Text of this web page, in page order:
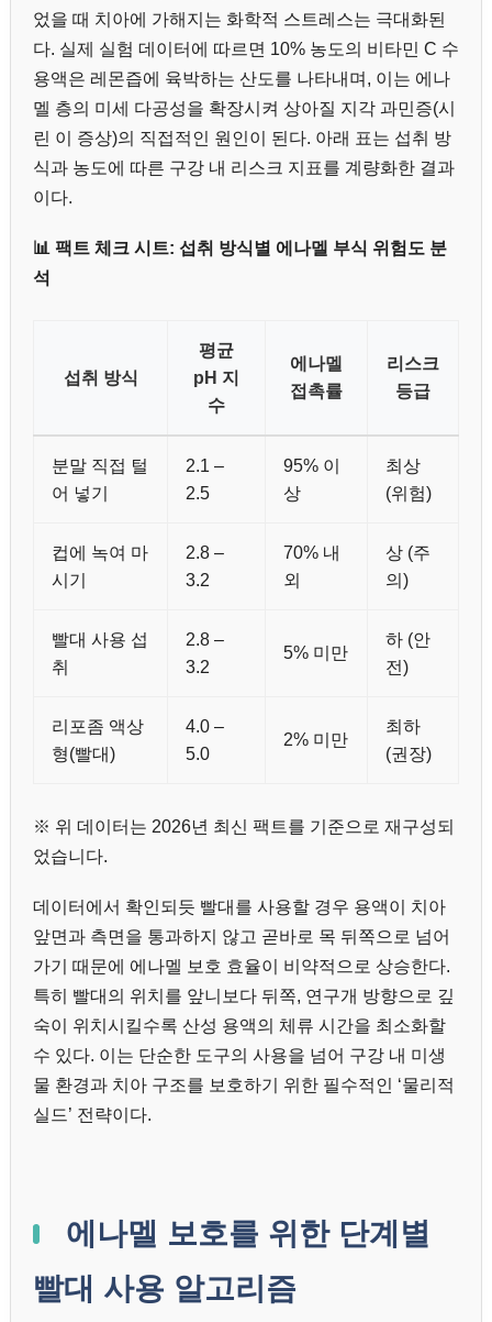
었을 때 치아에 가해지는 화학적 스트레스는 극대화된
다. 실제 실험 데이터에 따르면 10% 농도의 비타민 C 수
용액은 레몬즙에 육박하는 산도를 나타내며, 이는 에나
멜 층의 미세 다공성을 확장시켜 상아질 지각 과민증(시
린 이 증상)의 직접적인 원인이 된다. 아래 표는 섭취 방
식과 농도에 따른 구강 내 리스크 지표를 계량화한 결과
이다.
📊 팩트 체크 시트: 섭취 방식별 에나멜 부식 위험도 분
석
섭취 방식
평균
pH 지
수
에나멜
접촉률
리스크
등급
분말 직접 털
어 넣기
2.1 –
2.5
95% 이
상
최상
(위험)
컵에 녹여 마
시기
2.8 –
3.2
70% 내
외
상 (주
의)
빨대 사용 섭
취
2.8 –
3.2
5% 미만
하 (안
전)
리포좀 액상
형(빨대)
4.0 –
5.0
2% 미만
최하
(권장)
※ 위 데이터는 2026년 최신 팩트를 기준으로 재구성되
었습니다.
데이터에서 확인되듯 빨대를 사용할 경우 용액이 치아
앞면과 측면을 통과하지 않고 곧바로 목 뒤쪽으로 넘어
가기 때문에 에나멜 보호 효율이 비약적으로 상승한다.
특히 빨대의 위치를 앞니보다 뒤쪽, 연구개 방향으로 깊
숙이 위치시킬수록 산성 용액의 체류 시간을 최소화할
수 있다. 이는 단순한 도구의 사용을 넘어 구강 내 미생
물 환경과 치아 구조를 보호하기 위한 필수적인 ‘물리적
실드’ 전략이다.
에나멜 보호를 위한 단계별
빨대 사용 알고리즘